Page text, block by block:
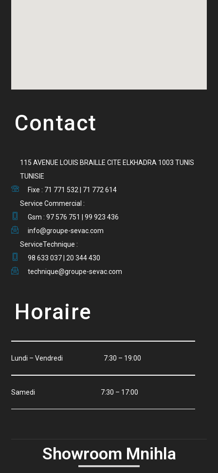
Contact
115 AVENUE LOUIS BRAILLE CITE ELKHADRA 1003 TUNIS
TUNISIE
Fixe : 71 771 532 | 71 772 614
Service Commercial :
Gsm : 97 576 751 | 99 923 436
info@groupe-sevac.com
ServiceTechnique :
98 633 037 | 20 344 430
technique@groupe-sevac.com
Horaire
Lundi – Vendredi 7:30 – 19:00
Samedi 7:30 – 17:00
Showroom Mnihla